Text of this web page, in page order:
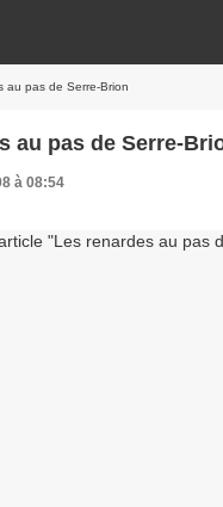
au pas de Serre-Brion
au pas de Serre-
à 08:54